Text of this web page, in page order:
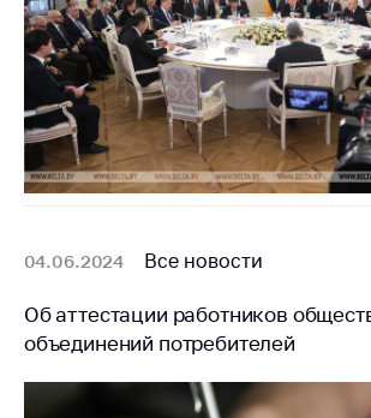
04.06.2024 Все новости
Об аттестации работников
объединений потребителей